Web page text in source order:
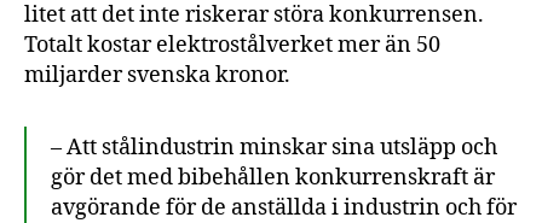
litet att det inte riskerar störa konkurrensen.
Totalt kostar elektrostålverket mer än 50
miljarder svenska kronor.
– Att stålindustrin minskar sina utsläpp och
gör det med bibehållen konkurrenskraft är
avgörande för de anställda i industrin och för